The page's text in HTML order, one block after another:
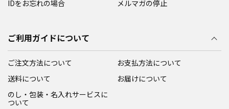
IDをお忘れの場合
メルマガの停止
ご利用ガイドについて
ご注文方法について
お支払方法について
送料について
お届けについて
のし・包装・名入れサービスに
ついて